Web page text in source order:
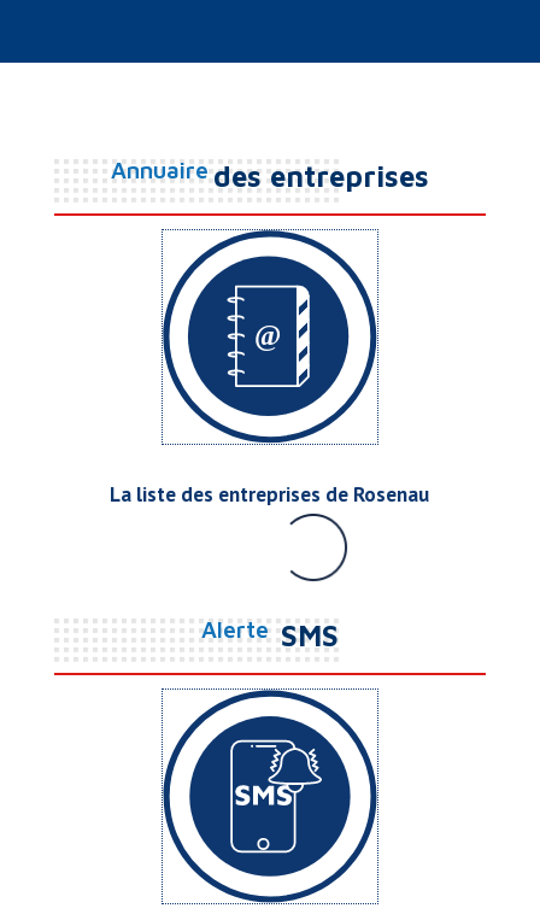
Annuaire des entreprises
La liste des entreprises de Rosenau
Alerte SMS